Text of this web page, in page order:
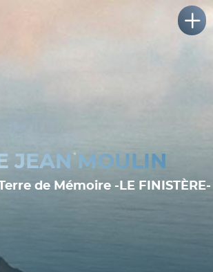
JEAN MOULIN
de Mémoire -LE FINISTÈRE-